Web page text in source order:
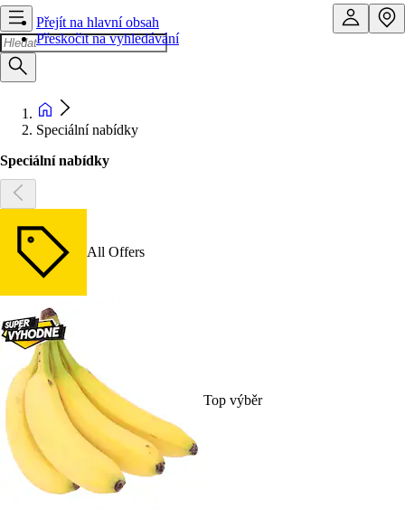
Přejít na hlavní obsah
Přeskočit na vyhledávání
Speciální nabídky
Speciální nabídky
All Offers
Top výběr